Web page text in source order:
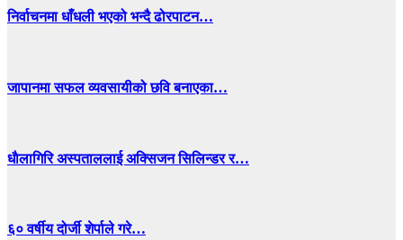
निर्वाचनमा धाँधली भएको भन्दै ढोरपाटन…
जापानमा सफल व्यवसायीको छवि बनाएका…
धाैलागिरि अस्पताललाई अक्सिजन सिलिन्डर र…
६० वर्षीय दोर्जी शेर्पाले गरे…